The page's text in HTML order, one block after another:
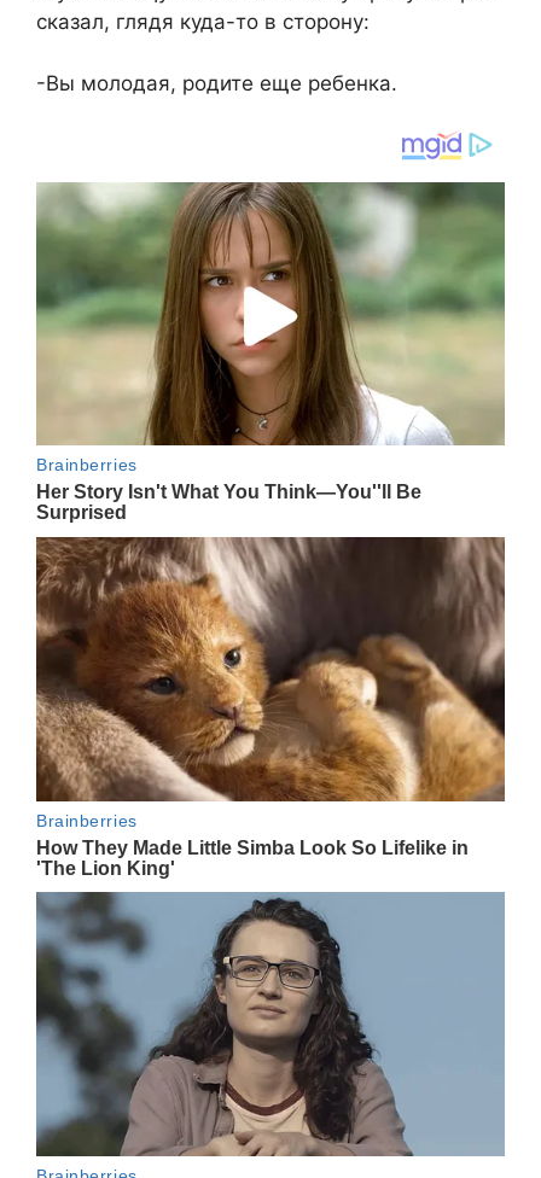
сказал, глядя куда-то в сторону:
-Вы молодая, родите еще ребенка.